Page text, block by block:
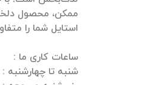
ممکن، محصول